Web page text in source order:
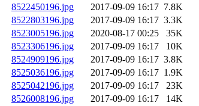
8522450196.jpg
2017-09-09 16:17 7.8K
8522803196.jpg
2017-09-09 16:17 3.3K
8523005196.jpg
2020-08-17 00:25
35K
8523306196.jpg
2017-09-09 16:17
10K
8524909196.jpg
2017-09-09 16:17 3.8K
8525036196.jpg
2017-09-09 16:17 1.9K
8525042196.jpg
2017-09-09 16:17
23K
8526008196.jpg
2017-09-09 16:17
14K